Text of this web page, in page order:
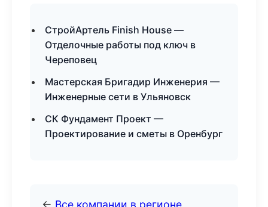
СтройАртель Finish House —
Отделочные работы под ключ в
Череповец
Мастерская Бригадир Инженерия —
Инженерные сети в Ульяновск
СК Фундамент Проект —
Проектирование и сметы в Оренбург
← Все компании в регионе